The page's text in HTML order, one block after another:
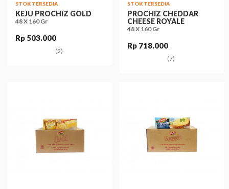
STOK TERSEDIA
KEJU PROCHIZ GOLD
48 X 160 Gr
Rp 503.000
(2)
STOK TERSEDIA
PROCHIZ CHEDDAR
CHEESE ROYALE
48 X 160 Gr
Rp 718.000
(7)